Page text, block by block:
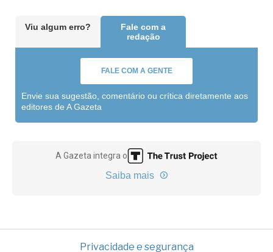
Viu algum erro?
Fale com a
redação
FALE COM A GENTE
Envie sua sugestão, comentário ou crítica diretamente aos
editores de A Gazeta
A Gazeta integra o
Saiba mais
Privacidade e segurança